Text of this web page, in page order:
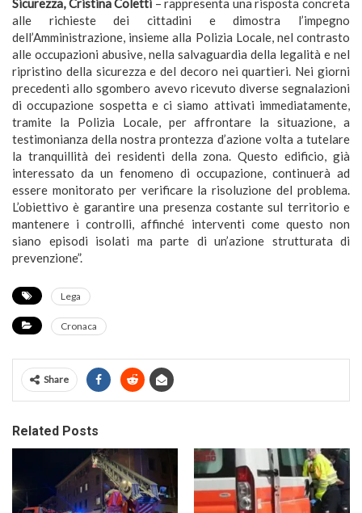
Sicurezza, Cristina Coletti – rappresenta una risposta concreta
alle richieste dei cittadini e dimostra l’impegno
dell’Amministrazione, insieme alla Polizia Locale, nel contrasto
alle occupazioni abusive, nella salvaguardia della legalità e nel
ripristino della sicurezza e del decoro nei quartieri. Nei giorni
precedenti allo sgombero avevo ricevuto diverse segnalazioni
di occupazione sospetta e ci siamo attivati immediatamente,
tramite la Polizia Locale, per affrontare la situazione, a
testimonianza della nostra prontezza d’azione volta a tutelare
la tranquillità dei residenti della zona. Questo edificio, già
interessato da un fenomeno di occupazione, continuerà ad
essere monitorato per verificare la risoluzione del problema.
L’obiettivo è garantire una presenza costante sul territorio e
mantenere i controlli, affinché interventi come questo non
siano episodi isolati ma parte di un’azione strutturata di
prevenzione”.
Lega
Cronaca
Share
Related Posts